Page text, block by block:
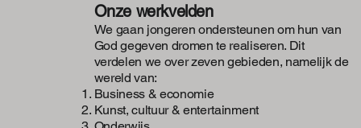
Onze werkvelden
We gaan jongeren ondersteunen om hun van
God gegeven dromen te realiseren. Dit
verdelen we over zeven gebieden, namelijk de
wereld van:
Business & economie
Kunst, cultuur & entertainment